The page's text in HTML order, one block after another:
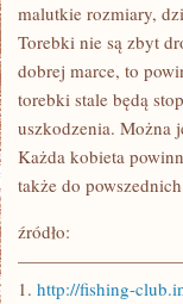
malutkie rozmiary,
Torebki nie są zbyt
dobrej marce, to
torebki stale będą
uszkodzenia. Można
Każda kobieta
także do
źródło:
1. http://fishing-